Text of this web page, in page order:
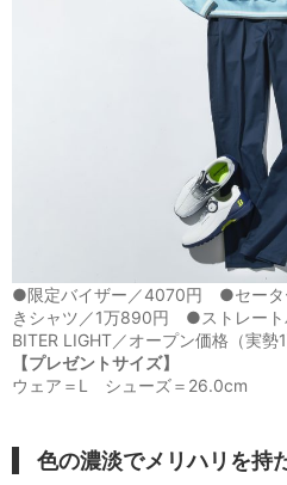
●限定バイザー／4070円 ●セー
きシャツ／1万890円 ●ストレー
BITER LIGHT／オープン価格（実勢
【プレゼントサイズ】
ウェア＝L シューズ＝26.0cm
色の濃淡でメリハリを持